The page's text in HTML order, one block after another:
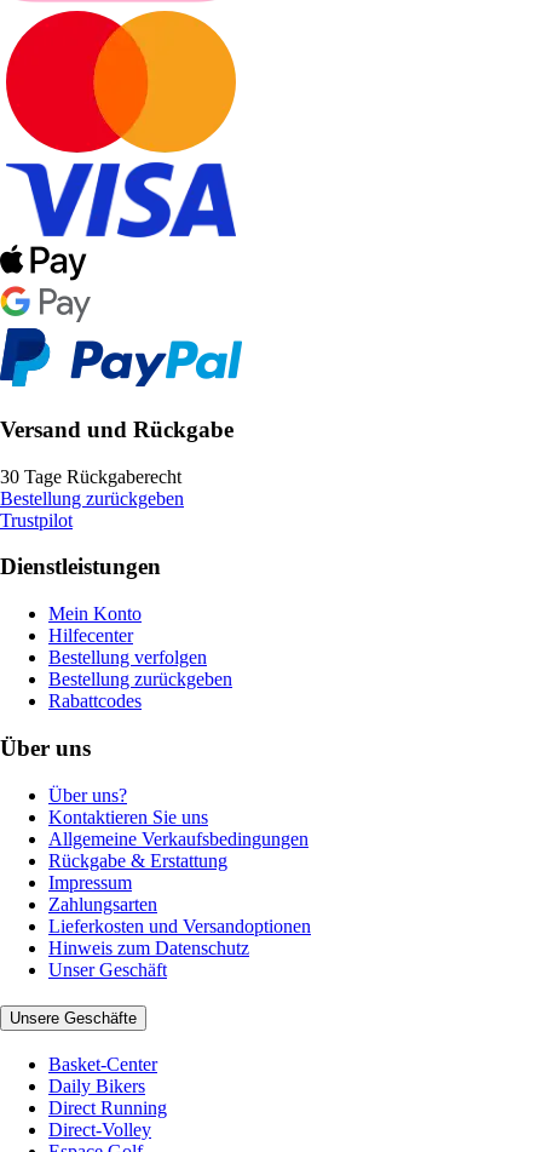
Versand und Rückgabe
30 Tage Rückgaberecht
Bestellung zurückgeben
Trustpilot
Dienstleistungen
Mein Konto
Hilfecenter
Bestellung verfolgen
Bestellung zurückgeben
Rabattcodes
Über uns
Über uns?
Kontaktieren Sie uns
Allgemeine Verkaufsbedingungen
Rückgabe & Erstattung
Impressum
Zahlungsarten
Lieferkosten und Versandoptionen
Hinweis zum Datenschutz
Unser Geschäft
Unsere Geschäfte
Basket-Center
Daily Bikers
Direct Running
Direct-Volley